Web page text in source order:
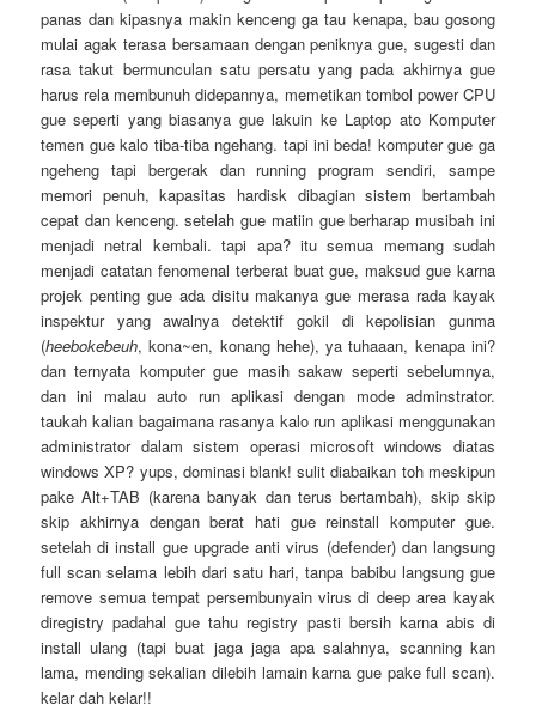
panas dan kipasnya makin kenceng ga tau kenapa, bau gosong
mulai agak terasa bersamaan dengan peniknya gue, sugesti dan
rasa takut bermunculan satu persatu yang pada akhirnya gue
harus rela membunuh didepannya, memetikan tombol power CPU
gue seperti yang biasanya gue lakuin ke Laptop ato Komputer
temen gue kalo tiba-tiba ngehang. tapi ini beda! komputer gue ga
ngeheng tapi bergerak dan running program sendiri, sampe
memori penuh, kapasitas hardisk dibagian sistem bertambah
cepat dan kenceng. setelah gue matiin gue berharap musibah ini
menjadi netral kembali. tapi apa? itu semua memang sudah
menjadi catatan fenomenal terberat buat gue, maksud gue karna
projek penting gue ada disitu makanya gue merasa rada kayak
inspektur yang awalnya detektif gokil di kepolisian gunma
(heebokebeuh, kona~en, konang hehe), ya tuhaaan, kenapa ini?
dan ternyata komputer gue masih sakaw seperti sebelumnya,
dan ini malau auto run aplikasi dengan mode adminstrator.
taukah kalian bagaimana rasanya kalo run aplikasi menggunakan
administrator dalam sistem operasi microsoft windows diatas
windows XP? yups, dominasi blank! sulit diabaikan toh meskipun
pake Alt+TAB (karena banyak dan terus bertambah), skip skip
skip akhirnya dengan berat hati gue reinstall komputer gue.
setelah di install gue upgrade anti virus (defender) dan langsung
full scan selama lebih dari satu hari, tanpa babibu langsung gue
remove semua tempat persembunyain virus di deep area kayak
diregistry padahal gue tahu registry pasti bersih karna abis di
install ulang (tapi buat jaga jaga apa salahnya, scanning kan
lama, mending sekalian dilebih lamain karna gue pake full scan).
kelar dah kelar!!